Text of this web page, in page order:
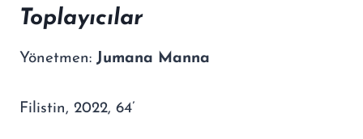
Toplayıcılar
Yönetmen: Jumana Manna
Filistin, 2022, 64’